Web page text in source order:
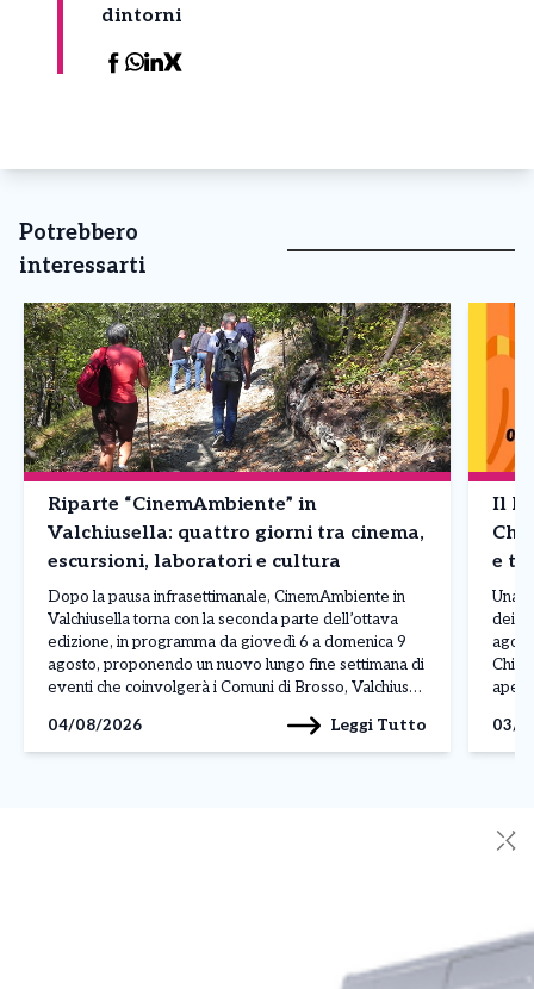
dintorni
Potrebbero
interessarti
Riparte “CinemAmbiente” in
Valchiusella: quattro giorni tra cinema,
escursioni, laboratori e cultura
Dopo la pausa infrasettimanale, CinemAmbiente in
Valchiusella torna con la seconda parte dell’ottava
edizione, in programma da giovedì 6 a domenica 9
agosto, proponendo un nuovo lungo fine settimana di
eventi che coinvolgerà i Comuni di Brosso, Valchiusa,
diventata un appuntamento di riferimento dell’estate
canavesana, arriva alla seconda […]
04/08/2026 Leggi Tutto
Il
e
Una
dei
03/
✕